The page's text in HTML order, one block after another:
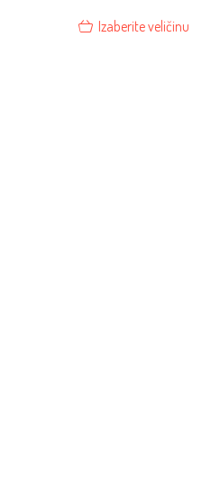
Izaberite veličinu